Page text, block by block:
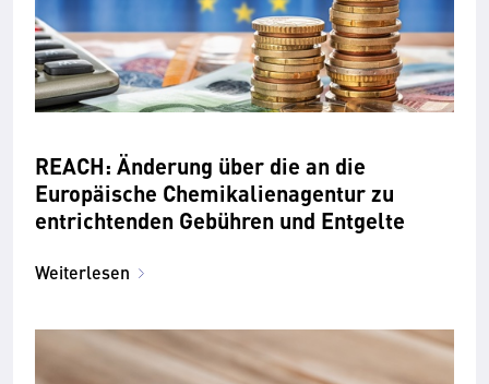
REACH: Änderung über die an die
Europäische Chemikalienagentur zu
entrichtenden Gebühren und Entgelte
Weiterlesen